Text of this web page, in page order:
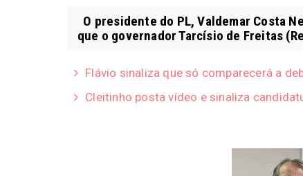
O presidente do PL, Valdemar Costa
que o governador Tarcísio de Freitas
Flávio sinaliza que só comparecerá a
Cleitinho posta vídeo e sinaliza